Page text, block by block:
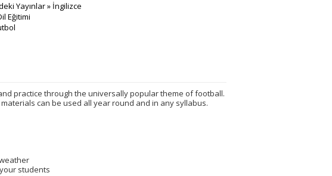
Yayınlar» İngilizce
Eğitimi
practice through the universally popular theme of football.
can be used all year round and in any syllabus.
students